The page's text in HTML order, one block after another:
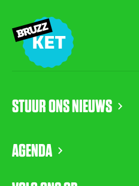
STUUR ONS NIEUWS
AGENDA